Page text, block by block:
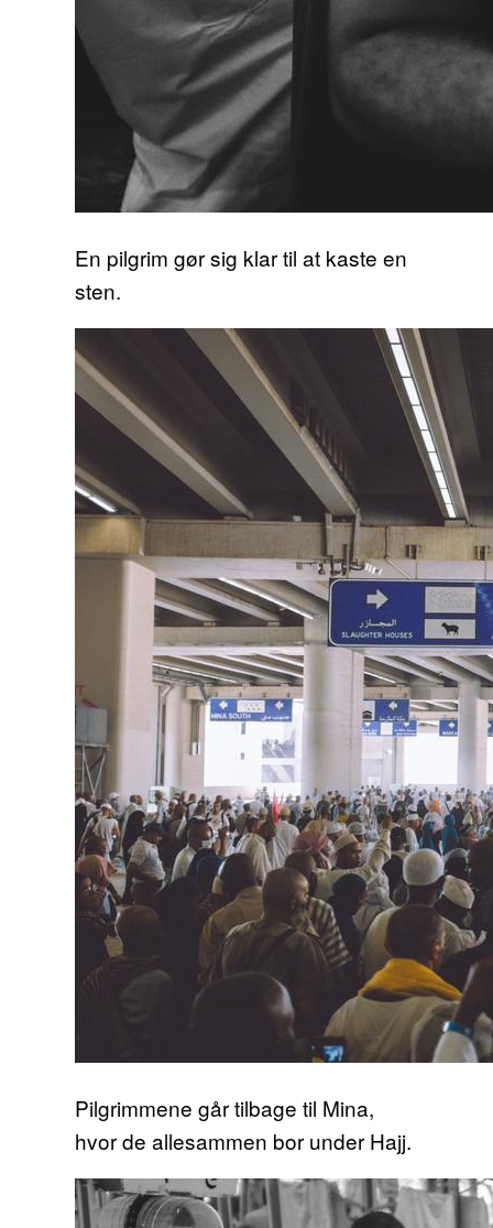
En pilgrim gør sig klar til at kaste en
sten.
Pilgrimmene går tilbage til Mina,
hvor de allesammen bor under Hajj.